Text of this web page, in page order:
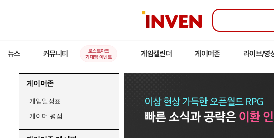
인
뉴스 커뮤니티
로스트아크
기대평 이벤트
게임캘린더 게이머존 라이브/영
게이머존
게임일정표
게이머 평점